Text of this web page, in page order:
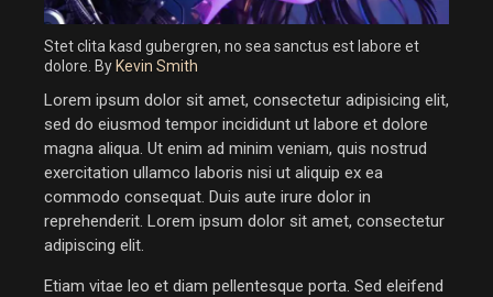
Stet clita kasd gubergren, no sea sanctus est labore et
dolore. By Kevin Smith
Lorem ipsum dolor sit amet, consectetur adipisicing elit,
sed do eiusmod tempor incididunt ut labore et dolore
magna aliqua. Ut enim ad minim veniam, quis nostrud
exercitation ullamco laboris nisi ut aliquip ex ea
commodo consequat. Duis aute irure dolor in
reprehenderit. Lorem ipsum dolor sit amet, consectetur
adipiscing elit.
Etiam vitae leo et diam pellentesque porta. Sed eleifend